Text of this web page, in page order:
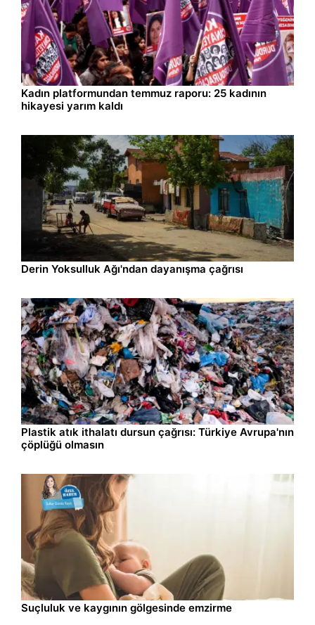
Yaşam 07.08.2026 15:30
Kadın platformundan temmuz raporu: 25 kadının
hikayesi yarım kaldı
Kültür-Sanat 07.08.2026 11:52
Derin Yoksulluk Ağı'ndan dayanışma çağrısı
Yaşam 07.08.2026 11:48
Plastik atık ithalatı dursun çağrısı: Türkiye Avrupa'nın
çöplüğü olmasın
İzmir 07.08.2026 08:22
Suçluluk ve kaygının gölgesinde emzirme